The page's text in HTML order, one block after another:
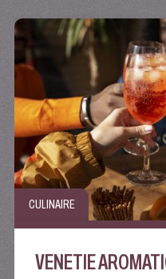
CULINAIRE
VENETIE